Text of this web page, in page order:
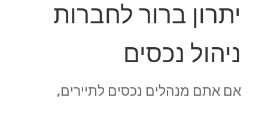
יתרון ברור לחברות
ניהול נכסים
אם אתם מנהלים נכסים לתיירים,